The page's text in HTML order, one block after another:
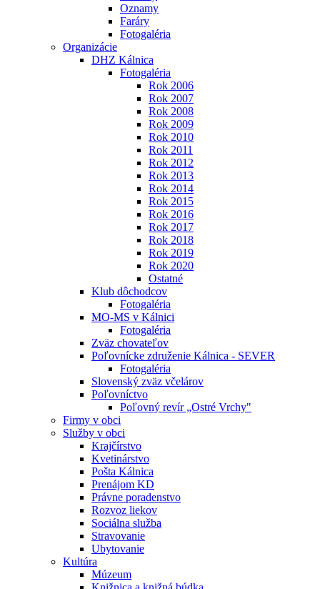
Oznamy
Faráry
Fotogaléria
Organizácie
DHZ Kálnica
Fotogaléria
Rok 2006
Rok 2007
Rok 2008
Rok 2009
Rok 2010
Rok 2011
Rok 2012
Rok 2013
Rok 2014
Rok 2015
Rok 2016
Rok 2017
Rok 2018
Rok 2019
Rok 2020
Ostatné
Klub dôchodcov
Fotogaléria
MO-MS v Kálnici
Fotogaléria
Zväz chovateľov
Poľovnícke združenie Kálnica - SEVER
Fotogaléria
Slovenský zväz včelárov
Poľovníctvo
Poľovný revír „Ostré Vrchy"
Firmy v obci
Služby v obci
Krajčírstvo
Kvetinárstvo
Pošta Kálnica
Prenájom KD
Právne poradenstvo
Rozvoz liekov
Sociálna služba
Stravovanie
Ubytovanie
Kultúra
Múzeum